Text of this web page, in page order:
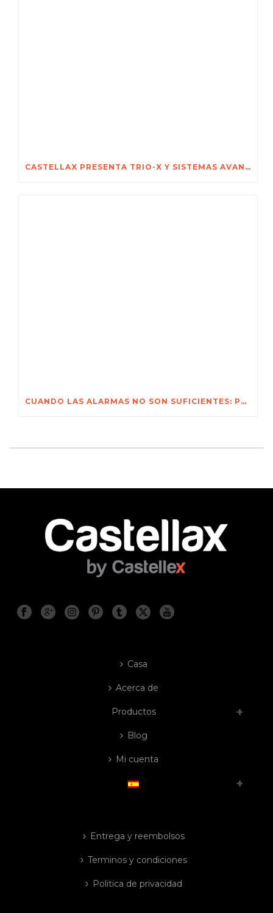
CASTELLAX PRESENTA TRIO-X Y SISTEMAS AVANZADOS DE SEGURIDAD EN LA FERIA INTERNACIONAL DE SEGURIDAD DE POZNAŃ
CUANDO LAS ALARMAS NO SON SUFICIENTES: POR QUÉ CASTELLAX TRIO-X™ CAMBIA LAS REGLAS DE LA SEGURIDAD
Casa
Acerca de
Productos
Blog
Mi cuenta
Entrega y reembolsos
Terminos y condiciones
Politica de privacidad